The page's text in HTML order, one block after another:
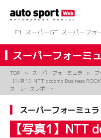
ツ
へ
ス
キ
F1 スーパーGT スーパーフォ
スーパーフォーミ
TOP スーパーフォーミュラ
フ
【写真1】NTT docomo Business
ス レースレポート
スーパーフォーミュ
【写真1】NTT